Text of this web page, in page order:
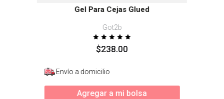
Gel Para Cejas Glued
Got2b
$238.00
Envío a domicilio
Agregar a mi bolsa